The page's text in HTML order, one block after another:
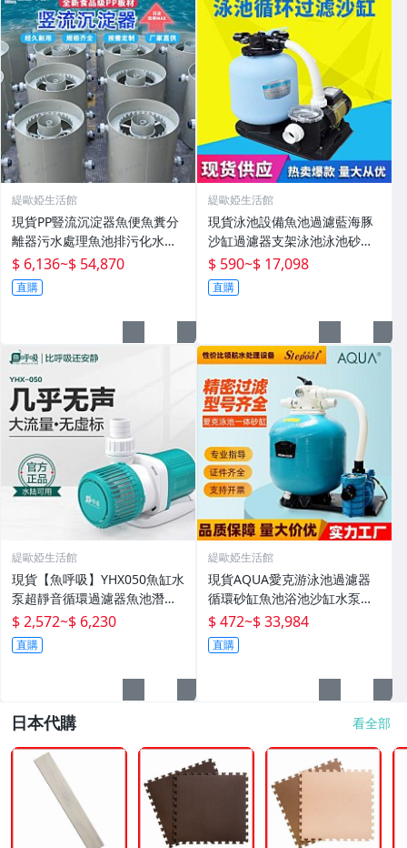
緹歐婭生活館
現貨PP豎流沉淀器魚便魚糞分
離器污水處理魚池排污化水產
殖設備
$ 6,136~$ 54,870
直購
緹歐婭生活館
現貨泳池設備魚池過濾藍海豚
沙缸過濾器支架泳池泳池砂缸
水泵機組
$ 590~$ 17,098
直購
緹歐婭生活館
現貨【魚呼吸】YHX050魚缸水
泵超靜音循環過濾器魚池潛水
底吸變頻水陸
$ 2,572~$ 6,230
直購
緹歐婭生活館
現貨AQUA愛克游泳池過濾器
循環砂缸魚池浴池沙缸水泵一
體機水處理設備
$ 472~$ 33,984
直購
日本代購 看全部